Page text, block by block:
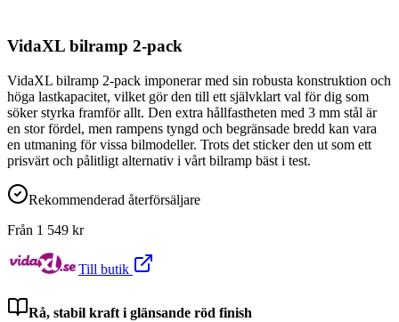
VidaXL bilramp 2-pack
VidaXL bilramp 2-pack imponerar med sin robusta konstruktion och
höga lastkapacitet, vilket gör den till ett självklart val för dig som
söker styrka framför allt. Den extra hållfastheten med 3 mm stål är
en stor fördel, men rampens tyngd och begränsade bredd kan vara
en utmaning för vissa bilmodeller. Trots det sticker den ut som ett
prisvärt och pålitligt alternativ i vårt bilramp bäst i test.
Rekommenderad återförsäljare
Från 1 549 kr
Till butik
Rå, stabil kraft i glänsande röd finish